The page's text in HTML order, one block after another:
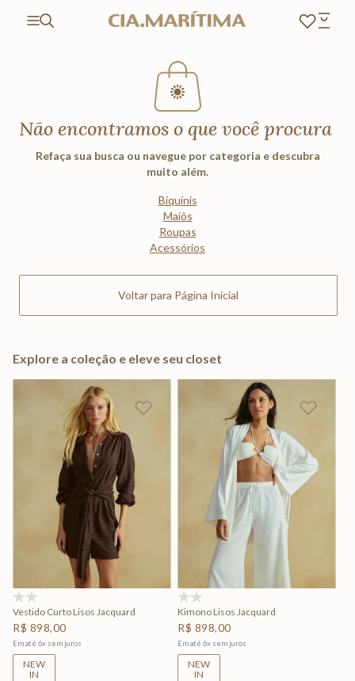
Não encontramos o que você procura
Refaça sua busca ou navegue por categoria e descubra
muito além.
Biquínis
Maiôs
Roupas
Acessórios
Voltar para Página Inicial
Explore a coleção e eleve seu closet
Vestido Curto Lisos Jacquard
R$ 898,00
Em até 6x sem juros
NEW
IN
Kimono Lisos Jacquard
R$ 898,00
Em até 6x sem juros
NEW
IN